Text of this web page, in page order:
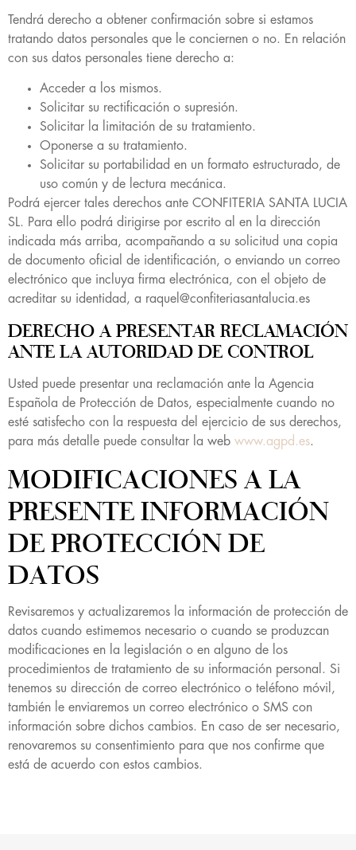
Tendrá derecho a obtener confirmación sobre si estamos
tratando datos personales que le conciernen o no. En relación
con sus datos personales tiene derecho a:
Acceder a los mismos.
Solicitar su rectificación o supresión.
Solicitar la limitación de su tratamiento.
Oponerse a su tratamiento.
Solicitar su portabilidad en un formato estructurado, de
uso común y de lectura mecánica.
Podrá ejercer tales derechos ante CONFITERIA SANTA LUCIA
SL. Para ello podrá dirigirse por escrito al en la dirección
indicada más arriba, acompañando a su solicitud una copia
de documento oficial de identificación, o enviando un correo
electrónico que incluya firma electrónica, con el objeto de
acreditar su identidad, a raquel@confiteriasantalucia.es
DERECHO A PRESENTAR RECLAMACIÓN
ANTE LA AUTORIDAD DE CONTROL
Usted puede presentar una reclamación ante la Agencia
Española de Protección de Datos, especialmente cuando no
esté satisfecho con la respuesta del ejercicio de sus derechos,
para más detalle puede consultar la web www.agpd.es.
MODIFICACIONES A LA
PRESENTE INFORMACIÓN
DE PROTECCIÓN DE
DATOS
Revisaremos y actualizaremos la información de protección de
datos cuando estimemos necesario o cuando se produzcan
modificaciones en la legislación o en alguno de los
procedimientos de tratamiento de su información personal. Si
tenemos su dirección de correo electrónico o teléfono móvil,
también le enviaremos un correo electrónico o SMS con
información sobre dichos cambios. En caso de ser necesario,
renovaremos su consentimiento para que nos confirme que
está de acuerdo con estos cambios.